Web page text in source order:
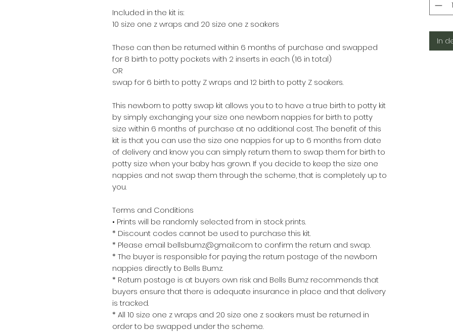
Included in the kit is:
10 size one z wraps and 20 size one z soakers
These can then be returned within 6 months of purchase and swapped
for 8 birth to potty pockets with 2 inserts in each (16 in total)
OR
swap for 6 birth to potty Z wraps and 12 birth to potty Z soakers.
This newborn to potty swap kit allows you to to have a true birth to potty kit
by simply exchanging your size one newborn nappies for birth to potty
size within 6 months of purchase at no additional cost. The benefit of this
kit is that you can use the size one nappies for up to 6 months from date
of delivery and know you can simply return them to swap them for birth to
potty size when your baby has grown. If you decide to keep the size one
nappies and not swap them through the scheme, that is completely up to
you.
Terms and Conditions
• Prints will be randomly selected from in stock prints.
* Discount codes cannot be used to purchase this kit.
* Please email bellsbumz@gmail.com to confirm the return and swap.
* The buyer is responsible for paying the return postage of the newborn
nappies directly to Bells Bumz.
* Return postage is at buyers own risk and Bells Bumz recommends that
buyers ensure that there is adequate insurance in place and that delivery
is tracked.
* All 10 size one z wraps and 20 size one z soakers must be returned in
order to be swapped under the scheme.
In